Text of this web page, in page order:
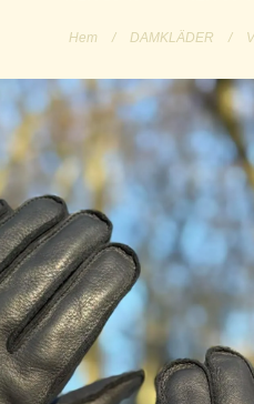
Hem / DAMKLÄDER /